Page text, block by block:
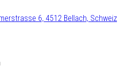
6, 4512 Bellach, Schweiz